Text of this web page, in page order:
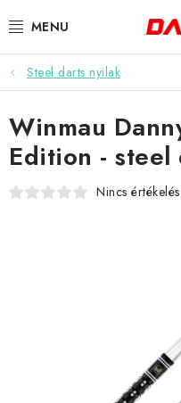
tartalomhoz
DARTS
DARTS TÁBLÁK
TARTOZÉKOK A
Steel darts nyilak
Winmau
Edition -
Nincs értékelés